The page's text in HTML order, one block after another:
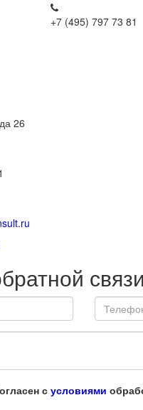
+7 (495) 797 73 81
26
с условиями